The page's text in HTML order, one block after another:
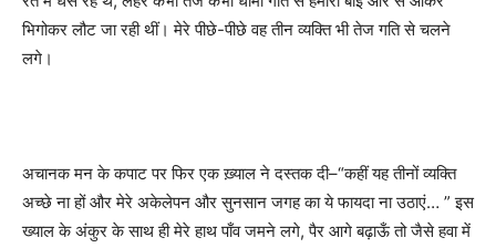
भिगोकर लौट जा रही थीं। मेरे पीछे-पीछे वह तीन व्यक्ति भी तेज गति से चलने
लगे।
अचानक मन के कपाट पर फिर एक ख़्याल ने दस्तक दी–“कहीं यह तीनों व्यक्ति
अच्छे ना हों और मेरे अकेलेपन और सुनसान जगह का ये फायदा ना उठाएं… ”इस
ख्याल के अंकुर के साथ ही मेरे हाथ पाँव जमने लगे,पैर आगे बढ़ाऊँ तो जैसे हवा में